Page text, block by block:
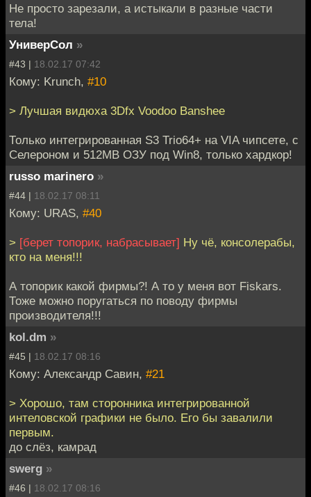
Не просто зарезали, а истыкали в разные части
тела!
УниверСол »
#43 | 18.02.17 07:42
Кому: Krunch, #10
> Лучшая видюха 3Dfx Voodoo Banshee
Только интегрированная S3 Trio64+ на VIA чипсете, c
Селероном и 512MB ОЗУ под Win8, только хардкор!
russo marinero »
#44 | 18.02.17 08:11
Кому: URAS, #40
> [берет топорик, набрасывает] Ну чё, консолерабы,
кто на меня!!!
А топорик какой фирмы?! А то у меня вот Fiskars.
Тоже можно поругаться по поводу фирмы
производителя!!!
kol.dm »
#45 | 18.02.17 08:16
Кому: Александр Савин, #21
> Хорошо, там сторонника интегрированной
интеловской графики не было. Его бы завалили
первым.
до слёз, камрад
swerg »
#46 | 18.02.17 08:16